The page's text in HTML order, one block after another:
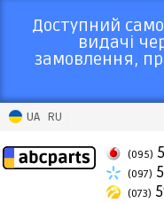
Доступний
видачі
замовлення,
UA RU
(095)
(097)
(073)